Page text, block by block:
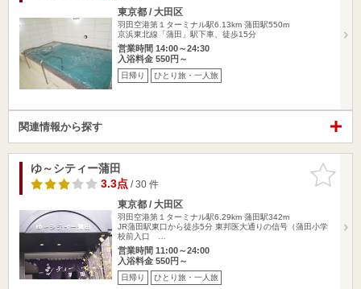
東京都 / 大田区
羽田空港第１ターミナル駅6.13km 蒲田駅550m
京浜東北線「蒲田」駅下車、徒歩15分
営業時間 14:00～24:30
入浴料金 550円～
日帰り ひとり旅・一人旅
関連情報から探す
お気に入
りに追加
ゆ～シティー蒲田
3.3点/ 30 件
東京都 / 大田区
羽田空港第１ターミナル駅6.29km 蒲田駅342m
JR蒲田駅東口から徒歩5分 東邦医大通りの信号（蒲田小学
校前入口 …
営業時間 11:00～24:00
入浴料金 550円～
日帰り ひとり旅・一人旅